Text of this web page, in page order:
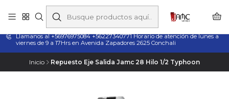
Taladros Magnéticos en Chile | Venta, Arriendo y Servicio
Técnico
Llamanos al +56976975084 +56227340771 Horario de atención de lunes a
viernes de 9 a 17Hrs en Avenida Zapadores 2625 Conchali
Inicio Repuesto Eje Salida Jamc 28 Hilo 1/2 Typhoon